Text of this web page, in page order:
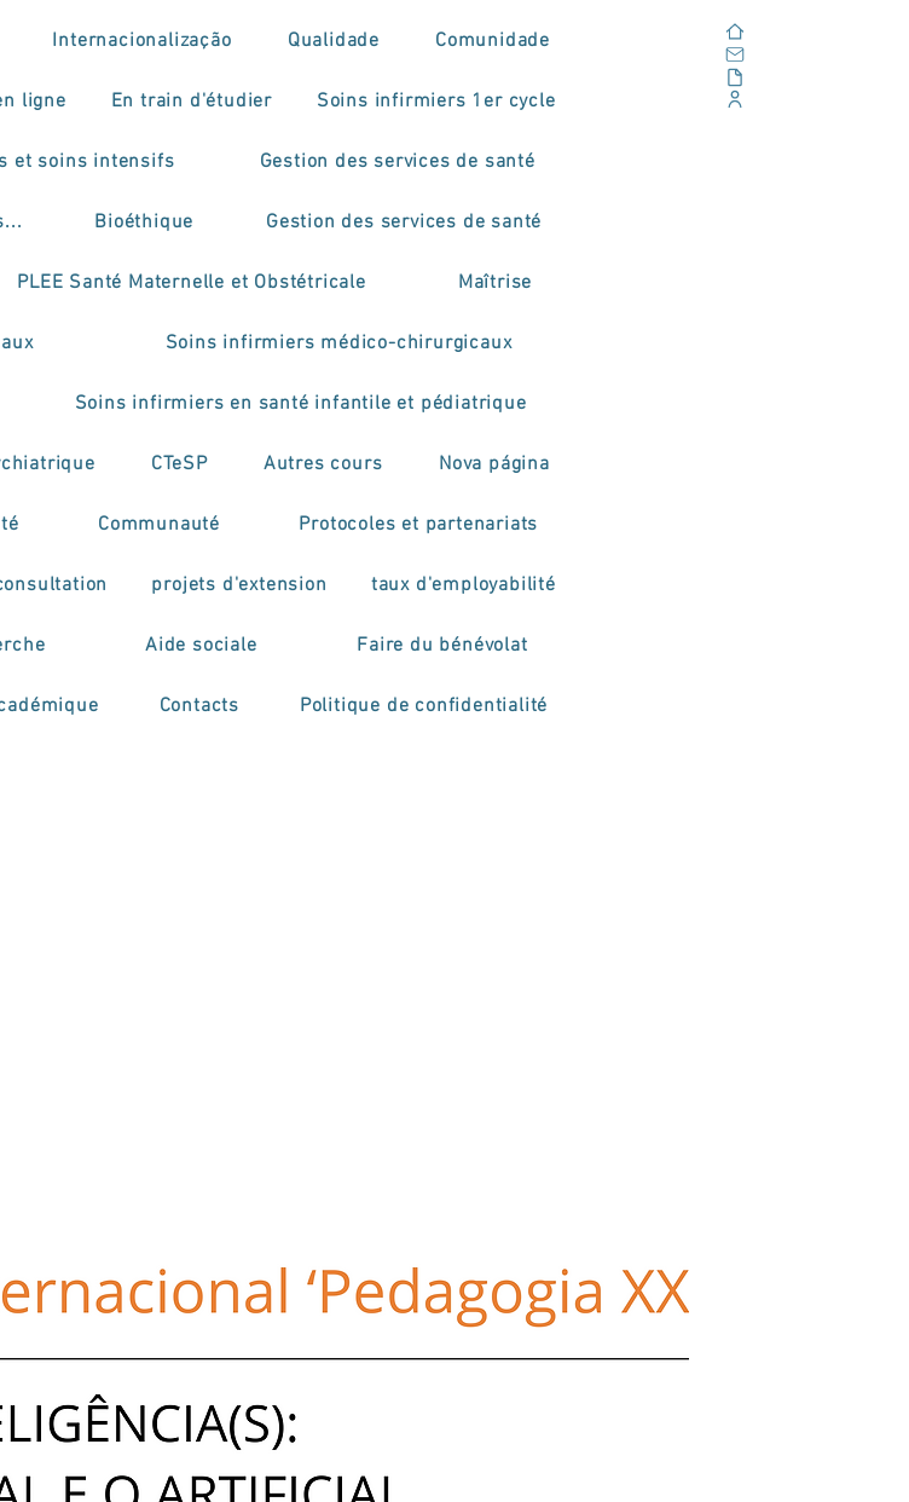
Internacionalização Qualidade Comunidade
ligne En train d'étudier Soins infirmiers 1er cycle
et soins intensifs Gestion des services de santé
Bioéthique Gestion des services de santé
PLEE Santé Maternelle et Obstétricale Maîtrise
Soins infirmiers médico-chirurgicaux
Soins infirmiers en santé infantile et pédiatrique
CTeSP Autres cours Nova página
Communauté Protocoles et partenariats
projets d'extension taux d'employabilité
Aide sociale Faire du bénévolat
Contacts Politique de confidentialité